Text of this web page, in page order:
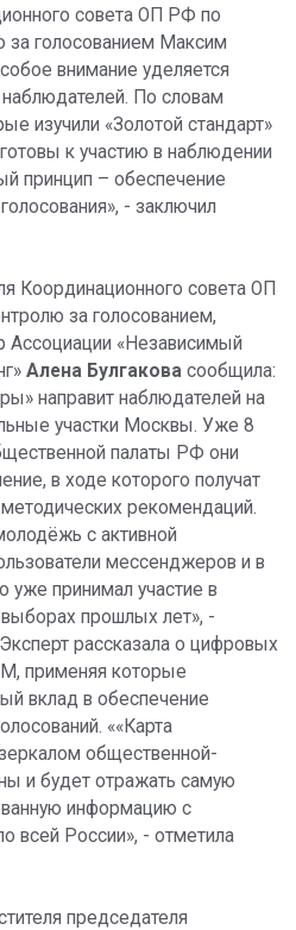
совета ОП РФ по
за голосованием Максим
внимание уделяется
По словам
изучили «Золотой стандарт»
к участию в наблюдении
принцип – обеспечение
- заключил
Координационного совета ОП
за голосованием,
Ассоциации «Независимый
Алена Булгакова сообщила:
направит наблюдателей на
участки Москвы. Уже 8
палаты РФ они
в ходе которого получат
рекомендаций.
с активной
мессенджеров и в
уже принимал участие в
прошлых лет», -
рассказала о цифровых
применяя которые
вклад в обеспечение
««Карта
общественной-
и будет отражать самую
информацию с
всей России», - отметила
председателя